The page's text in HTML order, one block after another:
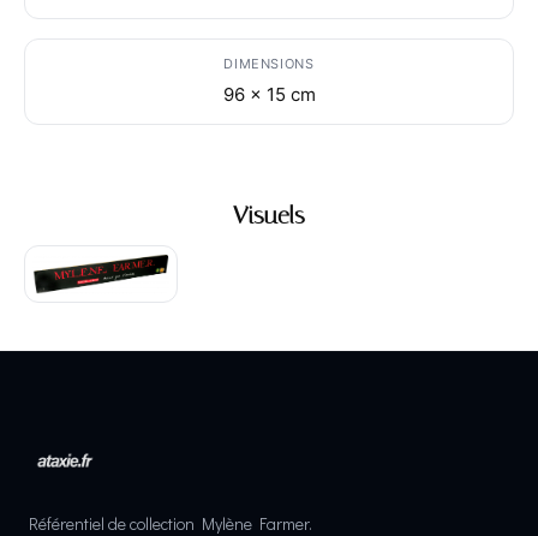
DIMENSIONS
96 x 15 cm
Visuels
Référentiel de collection Mylène Farmer.